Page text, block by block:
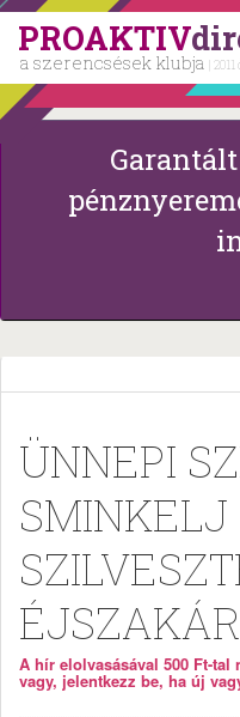
PROAKTIV
a szerencsések klubja | 2011
ÜNNEPI
SMINKELJ
A hír elolvasásával 500 Ft-tal
vagy, jelentkezz be, ha új